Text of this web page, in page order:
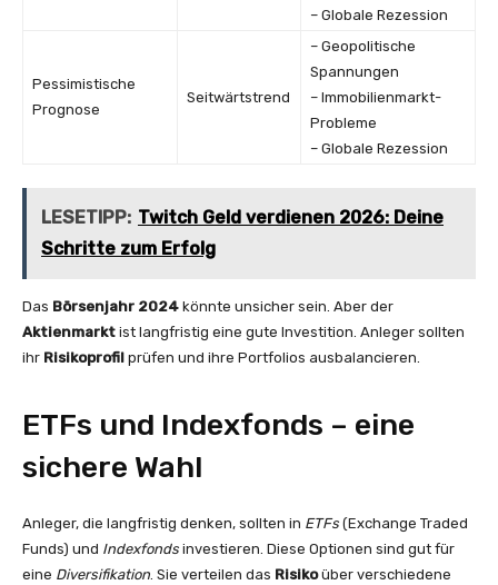
– Globale Rezession
Pessimistische
Prognose
Seitwärtstrend
– Geopolitische
Spannungen
– Immobilienmarkt-
Probleme
– Globale Rezession
LESETIPP: Twitch Geld verdienen 2026: Deine
Schritte zum Erfolg
Das Börsenjahr 2024 könnte unsicher sein. Aber der
Aktienmarkt ist langfristig eine gute Investition. Anleger sollten
ihr Risikoprofil prüfen und ihre Portfolios ausbalancieren.
ETFs und Indexfonds – eine
sichere Wahl
Anleger, die langfristig denken, sollten in ETFs (Exchange Traded
Funds) und Indexfonds investieren. Diese Optionen sind gut für
eine Diversifikation. Sie verteilen das Risikoüber verschiedene